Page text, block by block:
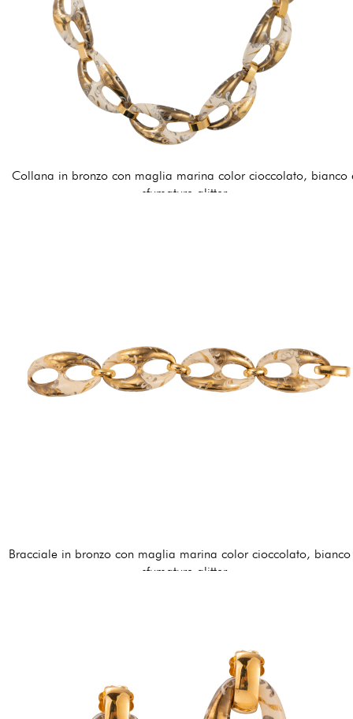
Collana in bronzo con maglia marina color cioccolato, bianco
sfumature glitter
Bracciale in bronzo con maglia marina color cioccolato, bianco
sfumature glitter